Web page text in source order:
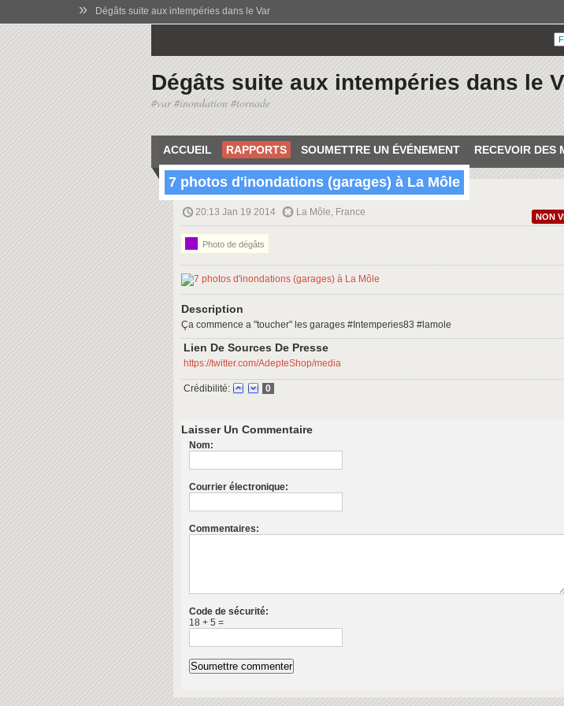
» Dégâts suite aux intempéries dans le Var
Dégâts suite aux intempéries dans le
#var #inondation #tornade
ACCUEIL RAPPORTS SOUMETTRE UN ÉVÉNEMENT RECEVOIR DES
NON
7 photos d'inondations (garages) à La Môle
20:13 Jan 19 2014 La Môle, France
Photo de dégâts
Description
Ça commence a "toucher" les garages #Intemperies83 #lamole
Lien De Sources De Presse
https://twitter.com/AdepteShop/media
Crédibilité: 0
Laisser Un Commentaire
Nom:
Courrier électronique:
Commentaires:
Code de sécurité:
18 + 5 =